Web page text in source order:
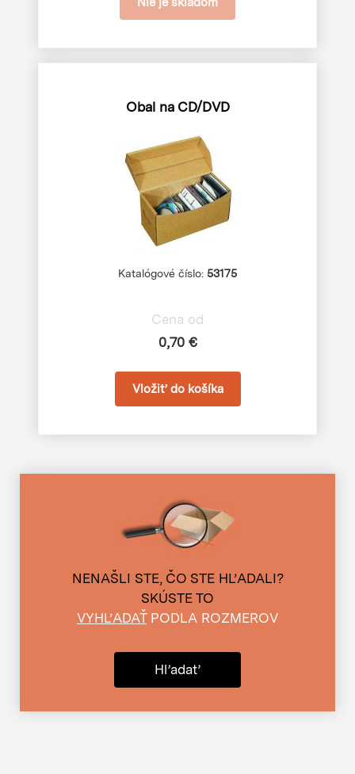
Obal na CD/DVD
Katalógové číslo: 53175
Cena od
0,70 €
NENAŠLI STE, ČO STE HĽADALI?
SKÚSTE TO
VYHĽADAŤPODLA ROZMEROV
Hľadať